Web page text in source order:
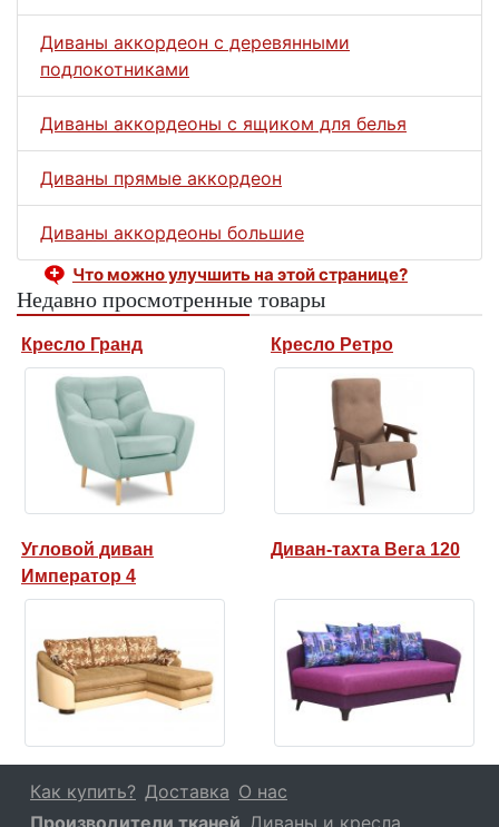
Диваны аккордеон с деревянными
подлокотниками
Диваны аккордеоны с ящиком для белья
Диваны прямые аккордеон
Диваны аккордеоны большие
Что можно улучшить на этой странице?
Недавно просмотренные товары
Кресло Гранд Кресло Ретро
Угловой диван
Император 4
Диван-тахта Вега 120
Как купить? Доставка О нас